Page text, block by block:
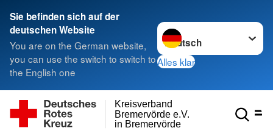
Sie befinden sich auf der
deutschen Website
You are on the German website,
you can use the switch to switch to
the English one
Sprache wechseln zu
Alles klar
in Bremervörde
Bremervörde e.V.
Kreisverband